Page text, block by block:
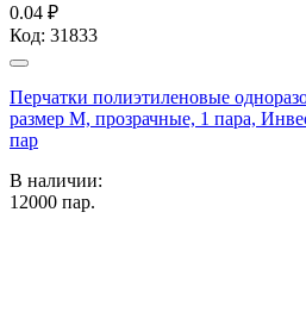
0.04 ₽
Код: 31833
Перчатки полиэтиленовые
размер M, прозрачные, 1 пара,
пар
В наличии:
12000 пар.